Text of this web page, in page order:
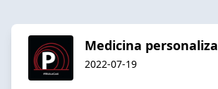
Medicina
2022-07-19